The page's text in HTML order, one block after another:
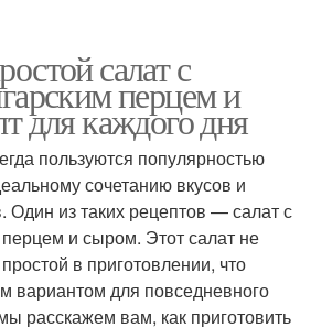
салат с
перцем и
для каждого дня
пользуются популярностью
сочетанию вкусов и
Один из таких рецептов — салат с
и сыром. Этот салат не
в приготовлении, что
вариантом для повседневного
расскажем вам, как приготовить